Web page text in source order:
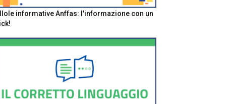
informative Anffas: l'informazione con un